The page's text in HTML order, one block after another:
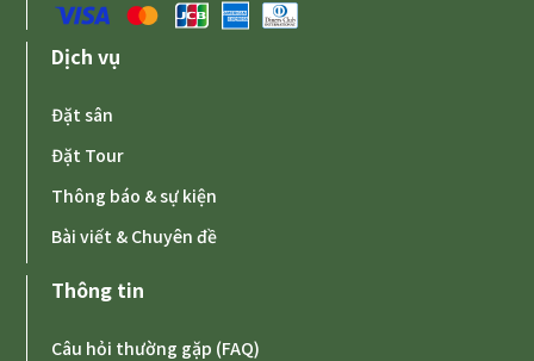
Dịch vụ
Đặt sân
Đặt Tour
Thông báo & sự kiện
Bài viết & Chuyên đề
Thông tin
Câu hỏi thường gặp (FAQ)